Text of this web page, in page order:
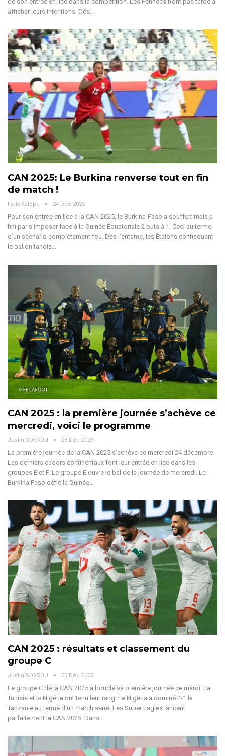
afficher leurs intentions. Dès
CAN 2025: Le Burkina renverse tout en fin
de match !
Felix Kalepe 24 Déc 2025
Pour son entrée en lice à la CAN 2025, le Burkina-Faso a souffert mais a
fini par s’imposer face à la Guinée Équatoriale 2 buts à 1. Ceci au terme
d’un scénario complètement fou. Dès l’entame, les Étalons confisquent
le ballon tandis…
CAN 2025 : la première journée s’achève ce
mercredi, voici le programme
Justin SOSSOU 23 Déc 2025
La première journée de la CAN 2025 s'achève ce mercredi 24 décembre.
Les derniers cadors continentaux font leur entrée en lice dans les
groupes E et F. Le groupe E ouvre le bal de la journée de mercredi. Le
Burkina Faso défie la Guinée
CAN 2025 : résultats et classement du
groupe C
Justin SOSSOU 23 Déc 2025
Le groupe C de la CAN 2025 a bouclé sa première journée ce mardi. La
Tunisie et le Nigéria ont tenu leur rang. Le Nigeria a dominé 2-1 la
Tanzanie au terme d'un match serré. Les Super Eagles lancent
parfaitement la CAN 2025. Dans…